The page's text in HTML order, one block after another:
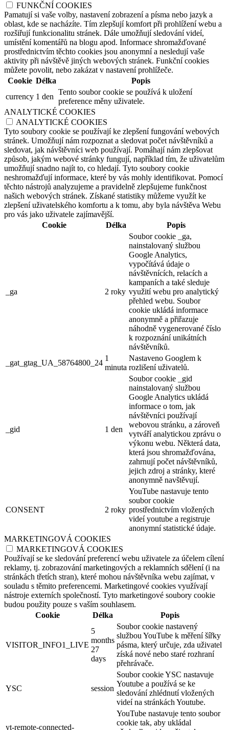
FUNKČNÍ COOKIES
Pamatují si vaše volby, nastavení zobrazení a písma nebo jazyk a
oblast, kde se nacházíte. Tím zlepšují komfort při prohlížení webu a
rozšiřují funkcionalitu stránek. Dále umožňují sledování videí,
umístění komentářů na blogu apod. Informace shromažďované
prostřednictvím těchto cookies jsou anonymní a nesledují vaše
aktivity při návštěvě jiných webových stránek. Funkční cookies
můžete povolit, nebo zakázat v nastavení prohlížeče.
Cookie Délka
Popis
currency 1 den
Tento soubor cookie se používá k uložení
preference měny uživatele.
ANALYTICKÉ COOKIES
ANALYTICKÉ COOKIES
Tyto soubory cookie se používají ke zlepšení fungování webových
stránek. Umožňují nám rozpoznat a sledovat počet návštěvníků a
sledovat, jak návštěvníci web používají. Pomáhají nám zlepšovat
způsob, jakým webové stránky fungují, například tím, že uživatelům
umožňují snadno najít to, co hledají. Tyto soubory cookie
neshromažďují informace, které by vás mohly identifikovat. Pomocí
těchto nástrojů analyzujeme a pravidelně zlepšujeme funkčnost
našich webových stránek. Získané statistiky můžeme využít ke
zlepšení uživatelského komfortu a k tomu, aby byla návštěva Webu
pro vás jako uživatele zajímavější.
Cookie
Délka Popis
_ga 2 roky
Soubor cookie _ga,
nainstalovaný službou
Google Analytics,
vypočítává údaje o
návštěvnících, relacích a
kampaních a také sleduje
využití webu pro analytický
přehled webu. Soubor
cookie ukládá informace
anonymně a přiřazuje
náhodně vygenerované číslo
k rozpoznání unikátních
návštěvníků.
_gat_gtag_UA_58764800_24
1
minuta
Nastaveno Googlem k
rozlišení uživatelů.
_gid 1 den
Soubor cookie _gid
nainstalovaný službou
Google Analytics ukládá
informace o tom, jak
návštěvníci používají
webovou stránku, a zároveň
vytváří analytickou zprávu o
výkonu webu. Některá data,
která jsou shromažďována,
zahrnují počet návštěvníků,
jejich zdroj a stránky, které
anonymně navštěvují.
CONSENT 2 roky
YouTube nastavuje tento
soubor cookie
prostřednictvím vložených
videí youtube a registruje
anonymní statistické údaje.
MARKETINGOVÁ COOKIES
MARKETINGOVÁ COOKIES
Používají se ke sledování preferencí webu uživatele za účelem cílení
reklamy, tj. zobrazování marketingových a reklamních sdělení (i na
stránkách třetích stran), které mohou návštěvníka webu zajímat, v
souladu s těmito preferencemi. Marketingové cookies využívají
nástroje externích společností. Tyto marketingové soubory cookie
budou použity pouze s vaším souhlasem.
Cookie
Délka Popis
VISITOR_INFO1_LIVE
5
months
27
days
Soubor cookie nastavený
službou YouTube k měření šířky
pásma, který určuje, zda uživatel
získá nové nebo staré rozhraní
přehrávače.
YSC session
Soubor cookie YSC nastavuje
Youtube a používá se ke
sledování zhlédnutí vložených
videí na stránkách Youtube.
yt-remote-connected-
YouTube nastavuje tento soubor
cookie tak, aby ukládal